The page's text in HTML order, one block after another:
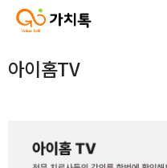
아이홈TV